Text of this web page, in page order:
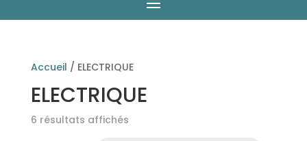
Accueil / ELECTRIQUE
ELECTRIQUE
6 résultats affichés